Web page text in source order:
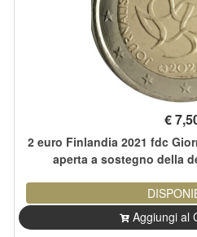
€
2 euro Finlandia 2021 fdc
aperta a sostegno della
Aggiungi al